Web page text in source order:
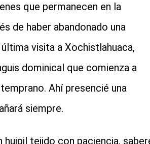
que permanecen en la
de haber abandonado una
visita a Xochistlahuaca,
dominical que comienza a
Ahí presencié una
siempre.
huipil tejido con paciencia,